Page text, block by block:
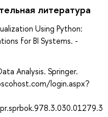
литература
Using Python:
for BI Systems. -
Analysis. Springer.
login.aspx?